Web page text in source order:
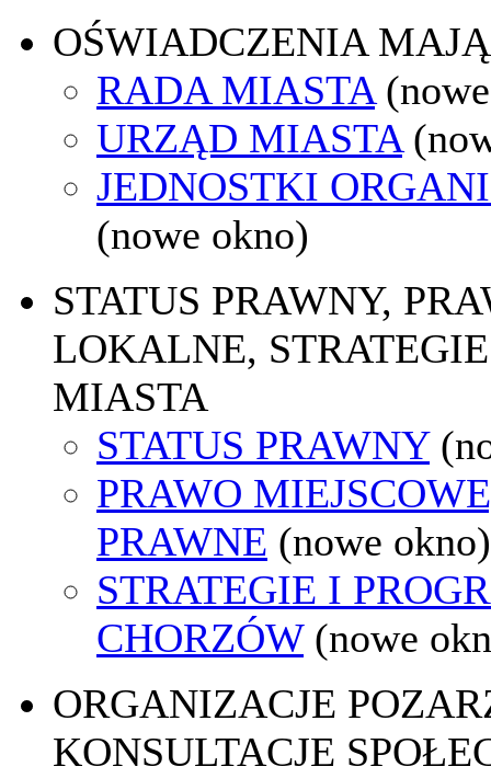
OŚWIADCZENIA
RADA MIASTA
URZĄD MIASTA
JEDNOSTKI
(nowe okno)
STATUS PRAWNY,
LOKALNE,
MIASTA
STATUS PRAWNY
PRAWO
PRAWNE (nowe okno)
STRATEGIE I
CHORZÓW (nowe
ORGANIZACJE
KONSULTACJE